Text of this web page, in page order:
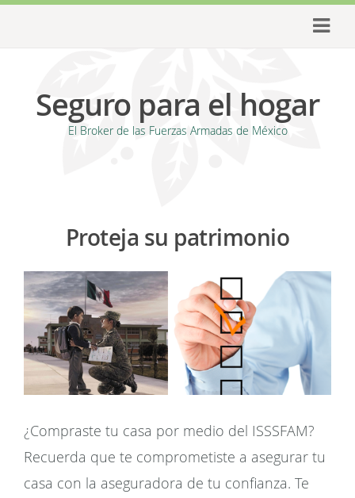
Seguro para el hogar
El Broker de las Fuerzas Armadas de México
Proteja su patrimonio
¿Compraste tu casa por medio del ISSSFAM?
Recuerda que te comprometiste a asegurar tu
casa con la aseguradora de tu confianza. Te